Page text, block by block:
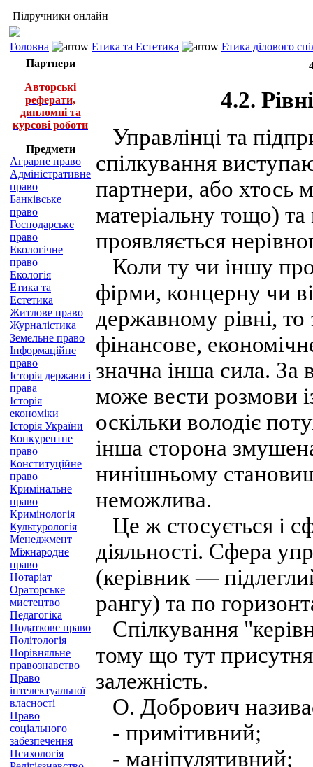
Підручники онлайн
Головна Етика та Естетика
Етика ділового
Партнери
Авторські
реферати,
дипломні та
курсові роботи
Предмети
Аграрне право
Адміністративне
право
Банківське
право
Господарське
право
Екологічне
право
Екологія
Етика та
Естетика
Житлове право
Журналістика
Земельне право
Інформаційне
право
Історія держави і
права
Історія
економіки
Історія України
Конкурентне
право
Конституційне
право
Кримінальне
право
Кримінологія
Культурологія
Менеджмент
Міжнародне
право
Нотаріат
Ораторське
мистецтво
Педагогіка
Податкове право
Політологія
Порівняльне
правознавство
Право
інтелектуальної
власності
Право
соціального
забезпечення
Психологія
4.2.
Управлінці та
спілкування
партнери, або хтось
матеріальну тощо)
проявляється
Коли ту чи іншу
фірми, концерну чи
державному рівні, то
фінансове,
значна інша сила. За
може вести розмови
оскільки володіє
інша сторона
нинішньому
неможлива.
Це ж стосується і
діяльності. Сфера
(керівник —
рангу) та по
Спілкування
тому що тут
залежність.
О. Добрович називає
- примітивний;
- маніпулятивний;